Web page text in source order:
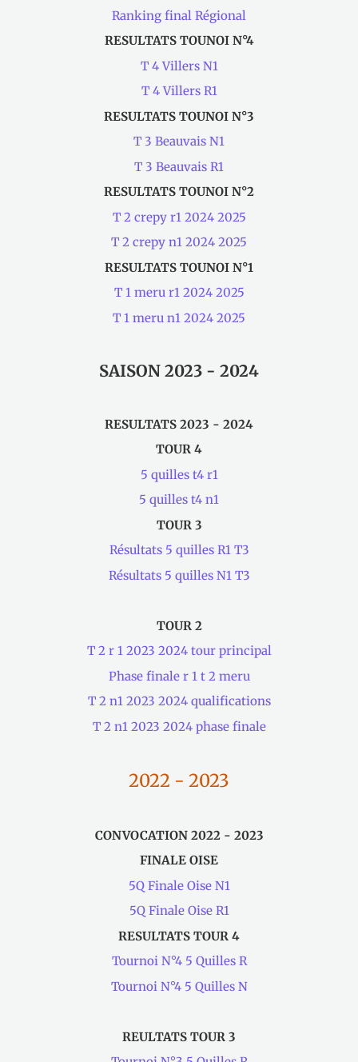
Ranking final Régional
RESULTATS TOUNOI N°4
T 4 Villers N1
T 4 Villers R1
RESULTATS TOUNOI N°3
T 3 Beauvais N1
T 3 Beauvais R1
RESULTATS TOUNOI N°2
T 2 crepy r1 2024 2025
T 2 crepy n1 2024 2025
RESULTATS TOUNOI N°1
T 1 meru r1 2024 2025
T 1 meru n1 2024 2025
SAISON 2023 - 2024
RESULTATS 2023 - 2024
TOUR 4
5 quilles t4 r1
5 quilles t4 n1
TOUR 3
Résultats 5 quilles R1 T3
Résultats 5 quilles N1 T3
TOUR 2
T 2 r 1 2023 2024 tour principal
Phase finale r 1 t 2 meru
T 2 n1 2023 2024 qualifications
T 2 n1 2023 2024 phase finale
2022 - 2023
CONVOCATION 2022 - 2023
FINALE OISE
5Q Finale Oise N1
5Q Finale Oise R1
RESULTATS TOUR 4
Tournoi N°4 5 Quilles R
Tournoi N°4 5 Quilles N
REULTATS TOUR 3